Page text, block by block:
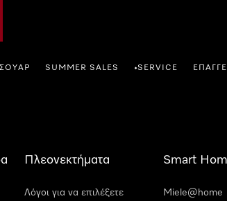
SUMMER SALES •SERVICE
Πλεονεκτήματα
Λόγοι για να επιλέξετε
Smart
Miele@home